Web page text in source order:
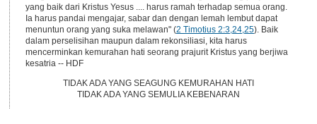
yang baik dari Kristus Yesus .... harus ramah terhadap semua orang.
Ia harus pandai mengajar, sabar dan dengan lemah lembut dapat
menuntun orang yang suka melawan" (2 Timotius 2:3,24,25). Baik
dalam perselisihan maupun dalam rekonsiliasi, kita harus
mencerminkan kemurahan hati seorang prajurit Kristus yang berjiwa
kesatria -- HDF
TIDAK ADA YANG SEAGUNG KEMURAHAN HATI
TIDAK ADA YANG SEMULIA KEBENARAN